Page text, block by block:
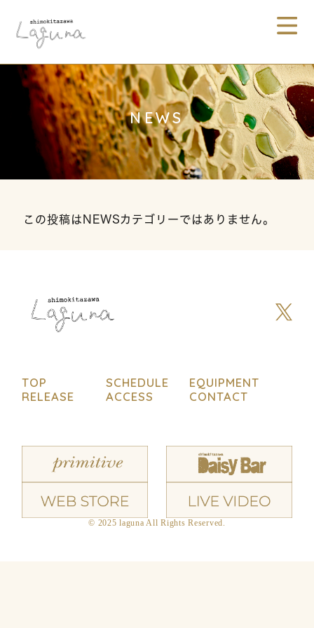
NEWS
この投稿はNEWSカテゴリーではありません。
TOP SCHEDULE
EQUIPMENT
RELEASE
ACCESS CONTACT
© 2025 laguna All Rights Reserved.